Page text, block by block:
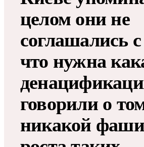
целом они не
соглашались
что нужна
говорили о
никакой